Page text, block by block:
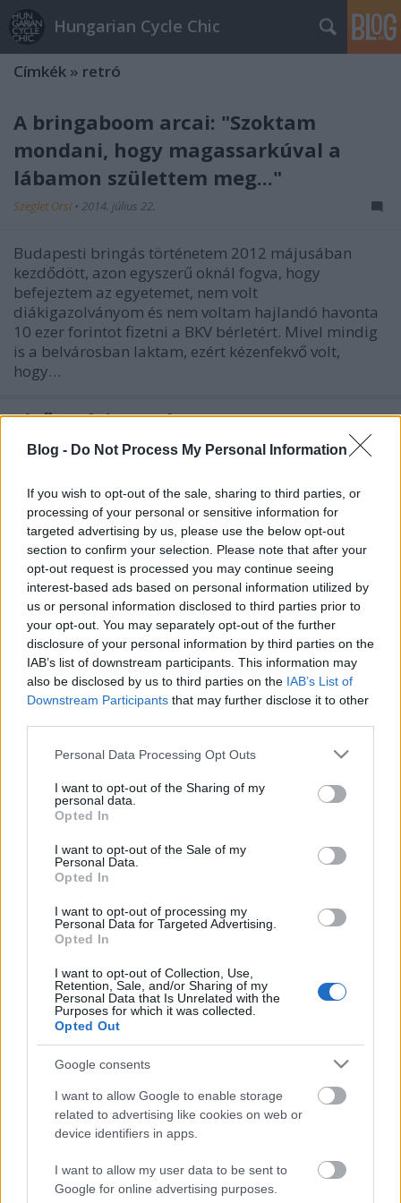
Blog - Do Not Process My Personal Information
If you wish to opt-out of the sale, sharing to third parties, or
processing of your personal or sensitive information for
targeted advertising by us, please use the below opt-out
section to confirm your selection. Please note that after your
opt-out request is processed you may continue seeing
interest-based ads based on personal information utilized by
us or personal information disclosed to third parties prior to
your opt-out. You may separately opt-out of the further
disclosure of your personal information by third parties on the
IAB’s list of downstream participants. This information may
also be disclosed by us to third parties on the IAB’s List of
Downstream Participants that may further disclose it to other
Please note that this website/app uses one or more Google
not limited to your visit or usage behaviour. You may click to
grant or deny consent to Google and its third-party tags to
use your data for below specified purposes in below Google
consent section.
Personal Data Processing Opt Outs
I want to opt-out of the Sharing of my
personal data.
Opted In
I want to opt-out of the Sale of my
Personal Data.
Opted In
I want to opt-out of processing my
Personal Data for Targeted Advertising.
Opted In
I want to opt-out of Collection, Use,
Retention, Sale, and/or Sharing of my
Personal Data that Is Unrelated with the
Purposes for which it was collected.
Opted Out
Google consents
I want to allow Google to enable storage
related to advertising like cookies on web or
device identifiers in apps.
I want to allow my user data to be sent to
Google for online advertising purposes.
Hungarian Cycle Chic
Címkék » retró
A bringaboom arcai: "Szoktam
mondani, hogy magassarkúval a
lábamon születtem meg..."
Szeglet Orsi • 2014. július 22.
Budapesti bringás történetem 2012 májusában
kezdődött, azon egyszerű oknál fogva, hogy
befejeztem az egyetemet, nem volt
diákigazolványom és nem voltam hajlandó havonta
10 ezer forintot fizetni a BKV bérletért. Mivel mindig
is a belvárosban laktam, ezért kézenfekvő volt,
hogy…
Első nyári napok
halar•2014. május 22.
Igaz, hogy egy hete még majdnem megfagytunk, ma
már nem kell különösebben beöltözni a reggeli
tekeréshez sem. Ilyenkor tudod, hogy itt a nyár. Ha
tetszett a poszt, nyomj egy lájkot és kövesd a blogot
a facebookon!
Gerilla style
halar•2013. december 10.
A lány nem a kijevi Függetlenség teréről jött, csupán
kövesd a blogot a facebookon! Küldj be egy téli
520-ast!
Girl behind the fashion mask - on a
bike
A bicikli, mint stíluselem - ezt sokszor mondjuk, de a
legjobb bizonyíték mégis az, ha stílusos arcokat
látunk a bringán. Úgyhogy nagy örömmel
konstatáltuk, hogy Lídia, a Girl behind the fashion
mask bloggere is bicajra ült. Nemrég jutott hozzá a
pasztelszínű csodához, amin már el…
Így lesz az osztrák lomis bringából
retró csoda Pesten - infografika